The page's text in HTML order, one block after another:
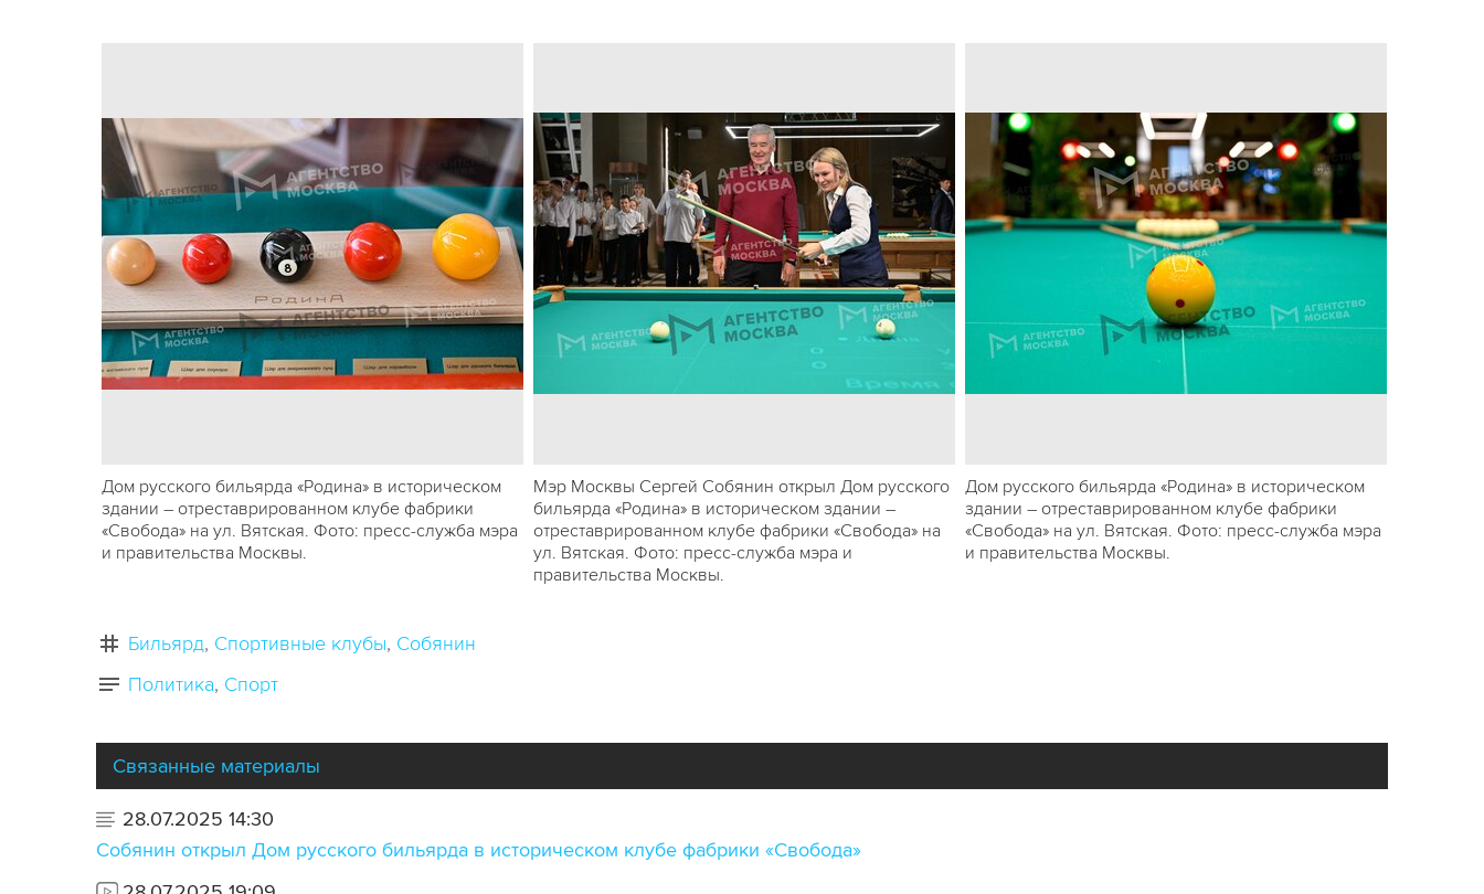
Дом русского бильярда «Родина» в историческом
здании – отреставрированном клубе фабрики
«Свобода» на ул. Вятская. Фото: пресс-служба мэра
и правительства Москвы.
Мэр Москвы Сергей Собянин открыл Дом русского
бильярда «Родина» в историческом здании –
отреставрированном клубе фабрики «Свобода» на
ул. Вятская. Фото: пресс-служба мэра и
правительства Москвы.
Дом русского бильярда «Родина» в историческом
здании – отреставрированном клубе фабрики
«Свобода» на ул. Вятская. Фото: пресс-служба мэра
и правительства Москвы.
Бильярд Спортивные клубы Собянин
Политика Спорт
Связанные материалы
28.07.2025 14:30
Собянин открыл Дом русского бильярда в историческом клубе фабрики «Свобода»